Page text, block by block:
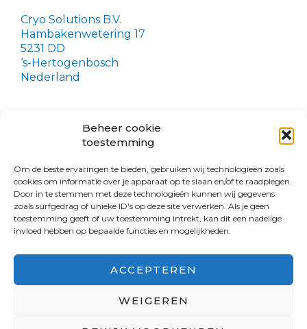
Beheer cookie
toestemming
Om de beste ervaringen te bieden, gebruiken wij technologieën zoals
cookies om informatie over je apparaat op te slaan en/of te raadplegen.
Door in te stemmen met deze technologieën kunnen wij gegevens
zoals surfgedrag of unieke ID's op deze site verwerken. Als je geen
toestemming geeft of uw toestemming intrekt, kan dit een nadelige
invloed hebben op bepaalde functies en mogelijkheden.
ACCEPTEREN
WEIGEREN
Cryo Solutions B.V.
Hambakenwetering 17
5231 DD
‘s-Hertogenbosch
Nederland
We helpen u graag verder met meer informatie. Vul
slechts ons contactformulier in.